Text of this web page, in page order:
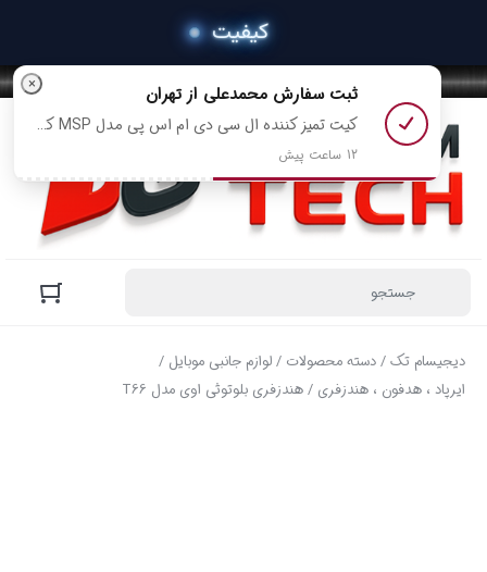
دیجیسام تک/دسته محصولات /لوازم جانبی موبایل /
ایرپاد ، هدفون ، هندزفری / هندزفری بلوتوثی اوی مدل T66
× ثبت سفارش محمدعلی از تهران
کیت تمیز کننده ال سی دی ام اس پی مدل MSP کد XL-mps02 رو خرید کرد
12 ساعت پیش